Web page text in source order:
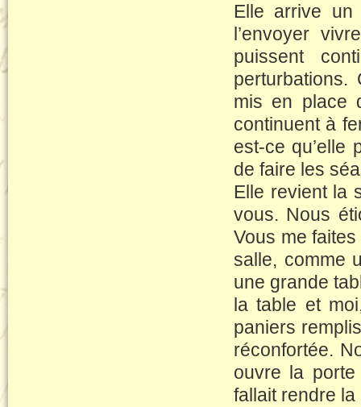
Elle arrive un
l’envoyer
puissent
perturbations.
mis en place
continuent à
est-ce qu’elle
de faire les
Elle revient la
vous. Nous
Vous me
salle, comme
une grande
la table et
paniers
réconfortée.
ouvre la porte
fallait rendre la